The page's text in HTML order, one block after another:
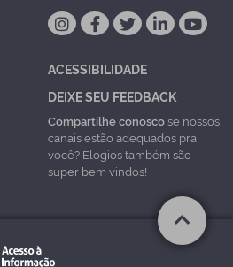
ACESSIBILIDADE
DEIXE SEU FEEDBACK
Compartilhe conoscose nossos
canais estão adequados pra
você? Elogios também são
super bem vindos!